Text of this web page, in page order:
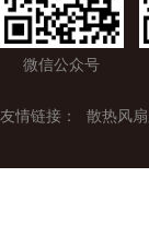
微信公众号
友情链接： 散热风